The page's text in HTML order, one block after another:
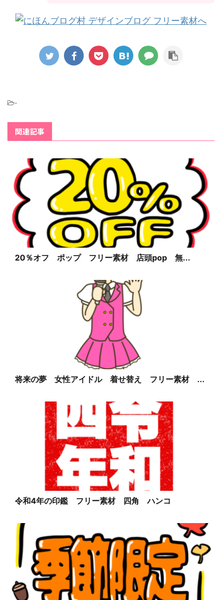
-
関連記事
20％オフ ポップ フリー素材 店頭pop 無...
将来の夢 女性アイドル 着せ替え フリー素材 ...
令和4年の印鑑 フリー素材 四角 ハンコ